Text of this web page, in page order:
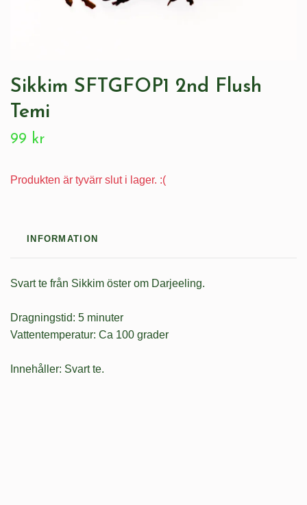
Sikkim SFTGFOP1 2nd Flush
Temi
99 kr
Produkten är tyvärr slut i lager. :(
INFORMATION
Svart te från Sikkim öster om Darjeeling.
Dragningstid: 5 minuter
Vattentemperatur: Ca 100 grader
Innehåller: Svart te.